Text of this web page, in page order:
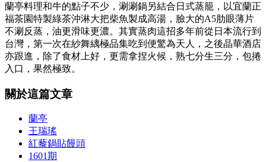
蘭亭料理和牛的點子不少，涮涮鍋另結合日式蒸籠，以宜蘭正
福茶園特製綠茶沖淋大把柴魚製成高湯，臉大的A5肋眼薄片
不涮反蒸，油更滑味更濃。其實蒸肉這招多年前從日本流行到
台灣，第一次在紗舞縭極品集吃到便驚為天人，之後晶華酒店
亦跟進，除了食材上好，更需拿捏火候，熟七分生三分，包捲
入口，果然極致。
關於這篇文章
蘭亭
王瑞瑤
紅藜鍋貼饅頭
1601期